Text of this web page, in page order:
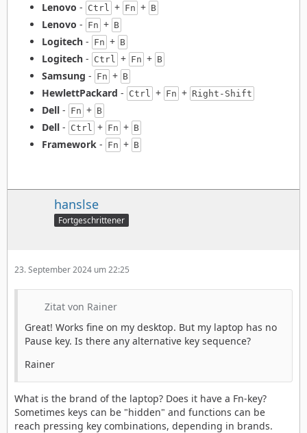
Lenovo - Ctrl + Fn + B
Lenovo - Fn + B
Logitech - Fn + B
Logitech - Ctrl + Fn + B
Samsung - Fn + B
HewlettPackard - Ctrl + Fn + Right-Shift
Dell - Fn + B
Dell - Ctrl + Fn + B
Framework - Fn + B
hanslse
Fortgeschrittener
23. September 2024 um 22:25
Zitat von Rainer
Great! Works fine on my desktop. But my laptop has no
Pause key. Is there any alternative key sequence?
Rainer
What is the brand of the laptop? Does it have a Fn-key?
Sometimes keys can be "hidden" and functions can be
reach pressing key combinations, depending in brands.